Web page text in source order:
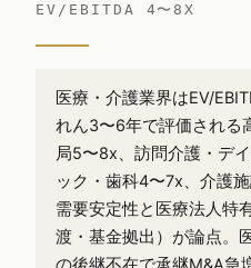
EV/EBITDA 4〜8X
医療・介護業界はEV/
れん3〜6年で評価される
局5〜8x、訪問介護・デ
ック・歯科4〜7x、介護
需要安定性と医療法人特
渡・基金拠出）が論点。